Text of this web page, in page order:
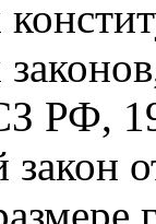
РФ,
закон